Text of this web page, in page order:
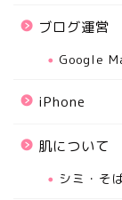
ブログ運営
Google
iPhone
肌について
シミ・そ